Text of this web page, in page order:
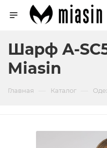
Шарф A-
Miasin
Главная Каталог